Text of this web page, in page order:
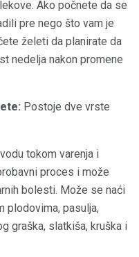
Ako počnete da se
pre nego što vam je
želeti da planirate da
nedelja nakon promene
Postoje dve vrste
tokom varenja i
proces i može
bolesti. Može se naći
plodovima, pasulja,
graška, slatkiša, kruška i